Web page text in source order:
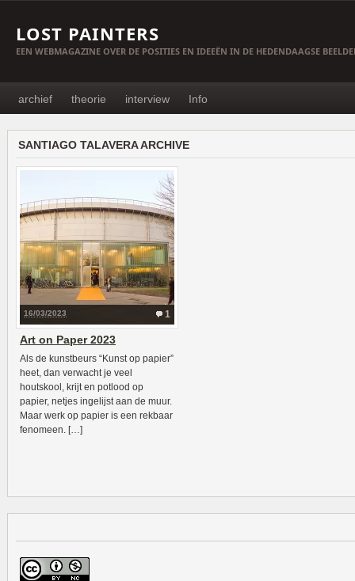
LOST PAINTERS
EEN WEBMAGAZINE OVER DE POSITIES EN IDEEËN IN DE HEDENDAAGSE
archief theorie interview Info
SANTIAGO TALAVERA ARCHIVE
1
16/03/2023
Art on Paper 2023
Als de kunstbeurs “Kunst op papier”
heet, dan verwacht je veel
houtskool, krijt en potlood op
papier, netjes ingelijst aan de muur.
Maar werk op papier is een rekbaar
fenomeen. […]